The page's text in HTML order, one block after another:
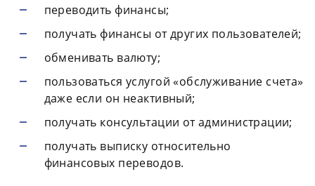
переводить финансы;
получать финансы от других пользователей;
обменивать валюту;
пользоваться услугой «обслуживание счета»
даже если он неактивный;
получать консультации от администрации;
получать выписку относительно
финансовых переводов.